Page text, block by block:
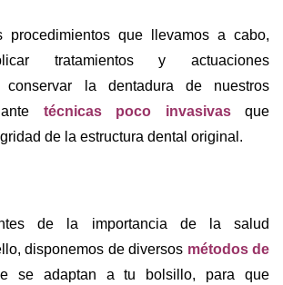
procedimientos que llevamos a cabo,
tratamientos y actuaciones
conservar la dentadura de nuestros
técnicas poco invasivasque
de la estructura dental original.
de la importancia de la salud
disponemos de diversos métodos de
se adaptan a tu bolsillo, para que